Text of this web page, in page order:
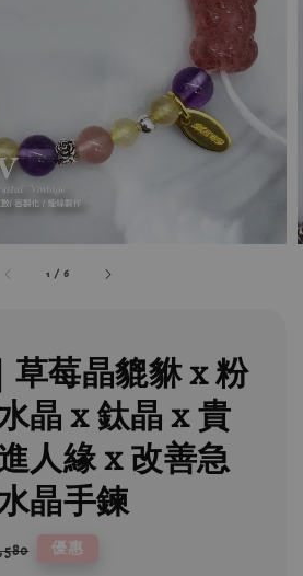
1 /6
草莓晶貔貅 x 粉
晶 x 鈦晶 x 貴
人緣 x 改善急
晶手鍊
優惠